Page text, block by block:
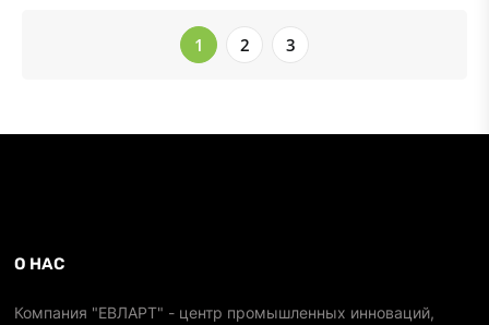
1 2 3
О НАС
Компания "ЕВЛАРТ" - центр промышленных инноваций,